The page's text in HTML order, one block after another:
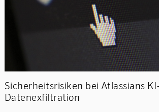
Sicherheitsrisiken bei Atlassians
Datenexfiltration